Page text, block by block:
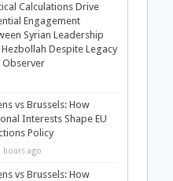
Calculations Drive
Engagement
Syrian Leadership
Despite Legacy
Observer
vs Brussels: How
Interests Shape EU
Policy
hours ago
vs Brussels: How